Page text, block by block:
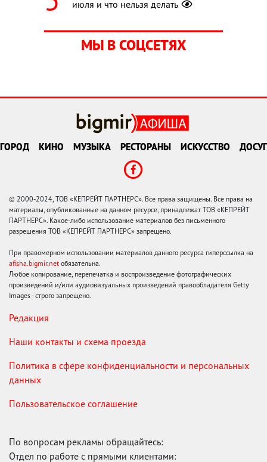
июля и что нельзя делать
МЫ В СОЦСЕТЯХ
ГОРОД КИНО МУЗЫКА РЕСТОРАНЫ ИСКУССТВО ДОСУГ
© 2000-2024, ТОВ «КЕПРЕЙТ ПАРТНЕРС». Все права защищены. Все права на
материалы, опубликованные на данном ресурсе, принадлежат ТОВ «КЕПРЕЙТ
ПАРТНЕРС». Какое-либо использование материалов без письменного
разрешения ТОВ «КЕПРЕЙТ ПАРТНЕРС» запрещено.
При правомерном использовании материалов данного ресурса гиперссылка на
afisha.bigmir.net обязательна.
Любое копирование, перепечатка и воспроизведение фотографических
произведений и/или аудиовизуальных произведений правообладателя Getty
Images - строго запрещено.
Редакция
Наши контакты и схема проезда
Политика в сфере конфиденциальности и персональных
данных
Пользовательское соглашение
По вопросам рекламы обращайтесь:
Отдел по работе с прямыми клиентами: